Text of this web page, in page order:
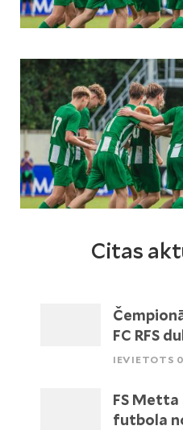
Citas
FC RFS
IEVIETOTS
FS Metta
futbola